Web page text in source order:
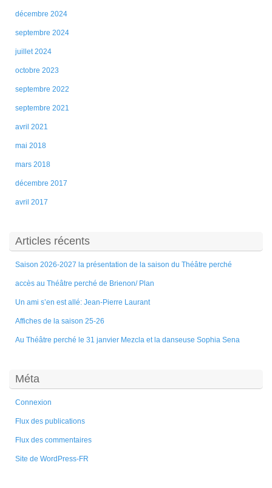
décembre 2024
septembre 2024
juillet 2024
octobre 2023
septembre 2022
septembre 2021
avril 2021
mai 2018
mars 2018
décembre 2017
avril 2017
Articles récents
Saison 2026-2027 la présentation de la saison du Théâtre perché
accès au Théâtre perché de Brienon/ Plan
Un ami s’en est allé: Jean-Pierre Laurant
Affiches de la saison 25-26
Au Théâtre perché le 31 janvier Mezcla et la danseuse Sophia Sena
Méta
Connexion
Flux des publications
Flux des commentaires
Site de WordPress-FR